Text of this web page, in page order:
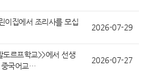
이집에서 조리사를 모십
2026-07-29
도르프학교>>에서 선생
중국어교…
2026-07-27